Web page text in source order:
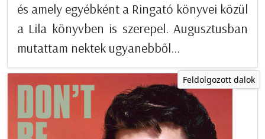
és amely egyébként a Ringató könyvei közül
a Lila könyvben is szerepel. Augusztusban
mutattam nektek ugyanebből...
Feldolgozott dalok